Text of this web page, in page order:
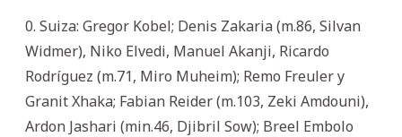
0. Suiza: Gregor Kobel; Denis Zakaria (m.86, Silvan
Widmer), Niko Elvedi, Manuel Akanji, Ricardo
Rodríguez (m.71, Miro Muheim); Remo Freuler y
Granit Xhaka; Fabian Reider (m.103, Zeki Amdouni),
Ardon Jashari (min.46, Djibril Sow); Breel Embolo